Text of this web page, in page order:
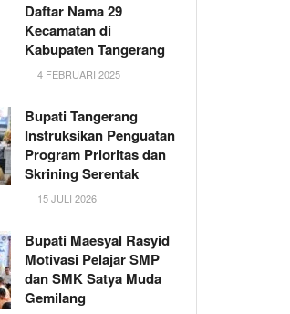
Daftar Nama 29
Kecamatan di
Kabupaten Tangerang
4 FEBRUARI 2025
Bupati Tangerang
Instruksikan Penguatan
Program Prioritas dan
Skrining Serentak
15 JULI 2026
Bupati Maesyal Rasyid
Motivasi Pelajar SMP
dan SMK Satya Muda
Gemilang